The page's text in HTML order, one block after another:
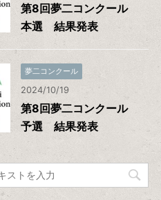
第8回夢二コンクール
本選 結果発表
夢二コンクール
2024/10/19
第8回夢二コンクール
予選 結果発表